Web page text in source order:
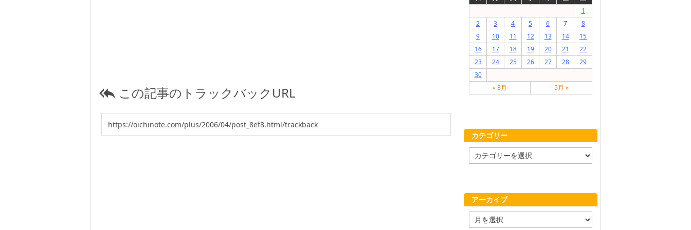
 この記事のトラックバックURL
1
2
3 4 5 6 7
8
9
10 11 12 13 14
15
16
17 18 19 20 21
22
23
24 25 26 27 28
29
30
« 3月
5月 »
カテゴリー
テ
ー
アーカイブ
ー